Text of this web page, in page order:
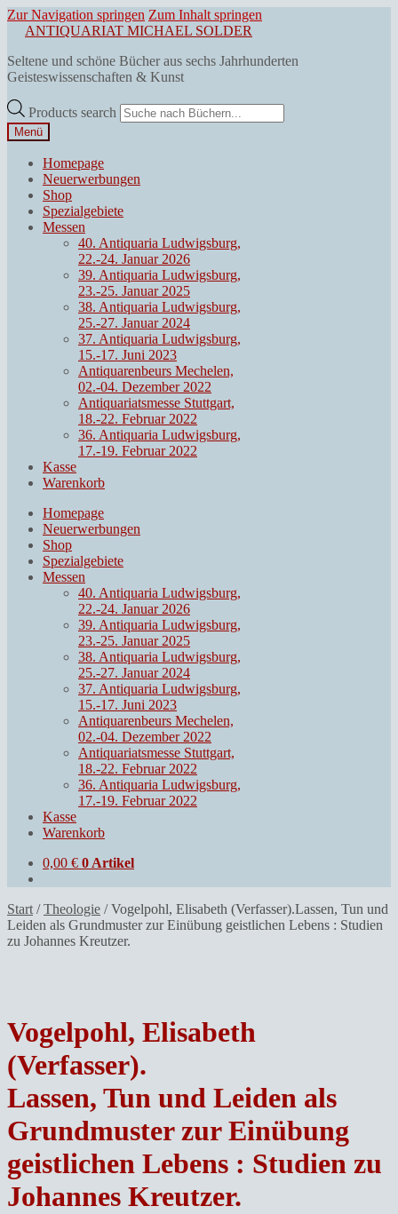
Zur Navigation springen Zum Inhalt springen
ANTIQUARIAT MICHAEL SOLDER
Seltene und schöne Bücher aus sechs Jahrhunderten
Geisteswissenschaften & Kunst
Products search
Menü
Homepage
Neuerwerbungen
Shop
Spezialgebiete
Messen
40. Antiquaria Ludwigsburg,
22.-24. Januar 2026
39. Antiquaria Ludwigsburg,
23.-25. Januar 2025
38. Antiquaria Ludwigsburg,
25.-27. Januar 2024
37. Antiquaria Ludwigsburg,
15.-17. Juni 2023
Antiquarenbeurs Mechelen,
02.-04. Dezember 2022
Antiquariatsmesse Stuttgart,
18.-22. Februar 2022
36. Antiquaria Ludwigsburg,
17.-19. Februar 2022
Kasse
Warenkorb
Homepage
Neuerwerbungen
Shop
Spezialgebiete
Messen
40. Antiquaria Ludwigsburg,
22.-24. Januar 2026
39. Antiquaria Ludwigsburg,
23.-25. Januar 2025
38. Antiquaria Ludwigsburg,
25.-27. Januar 2024
37. Antiquaria Ludwigsburg,
15.-17. Juni 2023
Antiquarenbeurs Mechelen,
02.-04. Dezember 2022
Antiquariatsmesse Stuttgart,
18.-22. Februar 2022
36. Antiquaria Ludwigsburg,
17.-19. Februar 2022
Kasse
Warenkorb
0,00 € 0 Artikel
Start /Theologie /Vogelpohl, Elisabeth (Verfasser).Lassen, Tun und
Leiden als Grundmuster zur Einübung geistlichen Lebens : Studien
zu Johannes Kreutzer.
Vogelpohl, Elisabeth
(Verfasser).
Lassen, Tun und Leiden als
Grundmuster zur Einübung
geistlichen Lebens : Studien zu
Johannes Kreutzer.